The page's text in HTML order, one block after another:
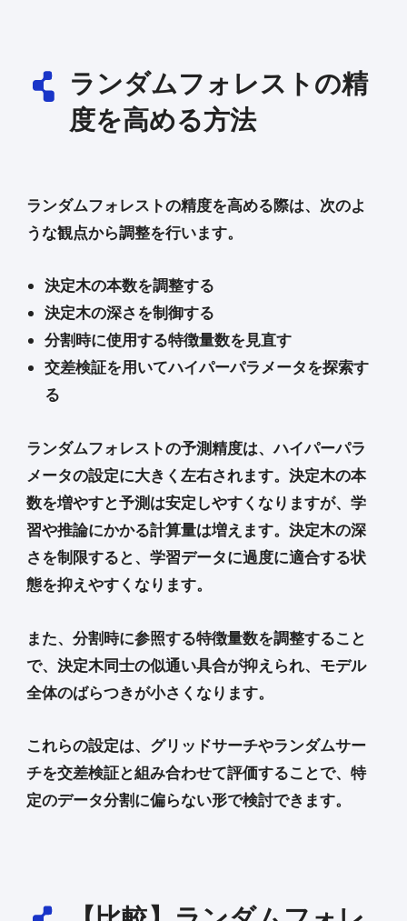
ランダムフォレストの精
度を高める方法
ランダムフォレストの精度を高める際は、次のよ
うな観点から調整を行います。
決定木の本数を調整する
決定木の深さを制御する
分割時に使用する特徴量数を見直す
交差検証を用いてハイパーパラメータを探索す
る
ランダムフォレストの予測精度は、ハイパーパラ
メータの設定に大きく左右されます。決定木の本
数を増やすと予測は安定しやすくなりますが、学
習や推論にかかる計算量は増えます。決定木の深
さを制限すると、学習データに過度に適合する状
態を抑えやすくなります。
また、分割時に参照する特徴量数を調整すること
で、決定木同士の似通い具合が抑えられ、モデル
全体のばらつきが小さくなります。
これらの設定は、グリッドサーチやランダムサー
チを交差検証と組み合わせて評価することで、特
定のデータ分割に偏らない形で検討できます。